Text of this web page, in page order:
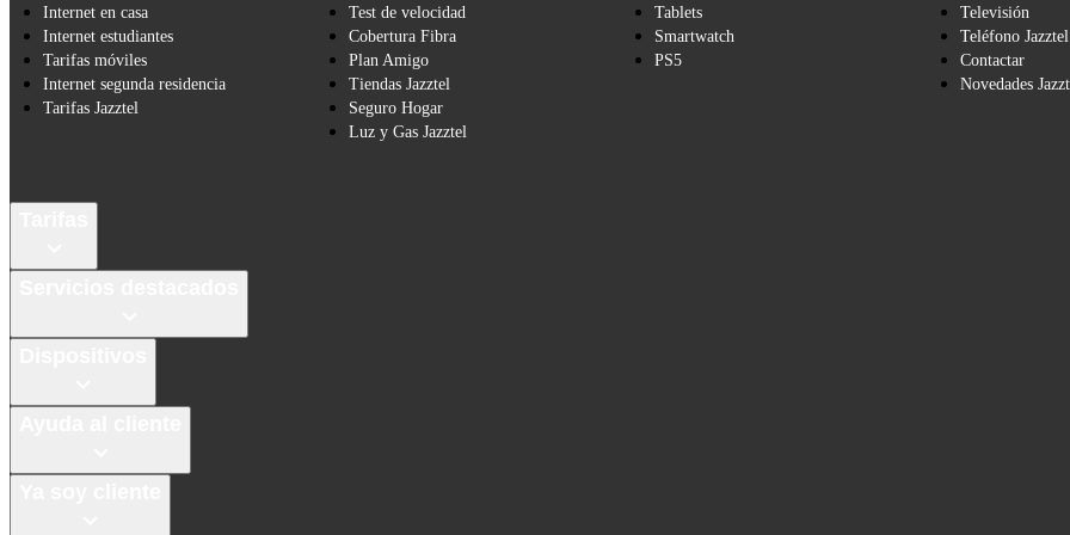
Internet en casa
Internet estudiantes
Tarifas móviles
Internet segunda residencia
Tarifas Jazztel
Test de velocidad
Cobertura Fibra
Plan Amigo
Tiendas Jazztel
Seguro Hogar
Luz y Gas Jazztel
Tablets
Smartwatch
PS5
Televisión
Teléfono Jazztel
Contactar
Novedades